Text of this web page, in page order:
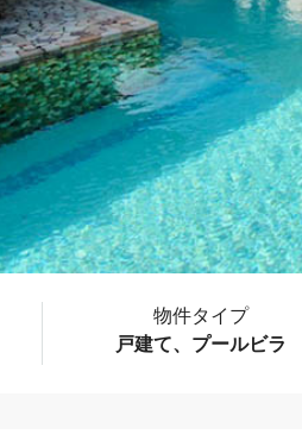
物件タイプ
戸建て、プールビラ